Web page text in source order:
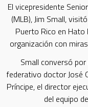
El vicepresidente
(MLB), Jim Small,
Puerto Rico en Hato
organización con
Small conversó
federativo doctor José
Príncipe, el director
del equipo